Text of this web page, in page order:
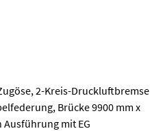
2-Kreis-Druckluftbremse
Brücke 9900 mm x
mit EG